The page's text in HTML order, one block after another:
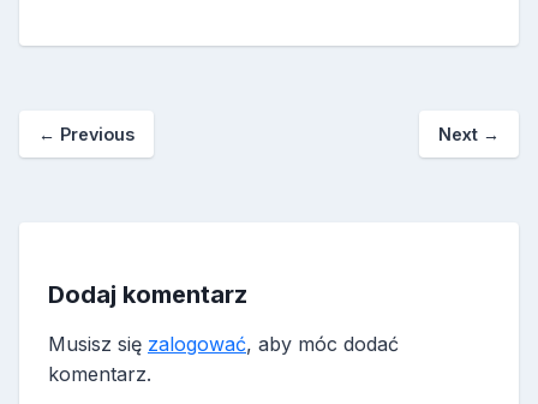
← Previous Next →
Dodaj komentarz
Musisz się zalogować, aby móc dodać
komentarz.